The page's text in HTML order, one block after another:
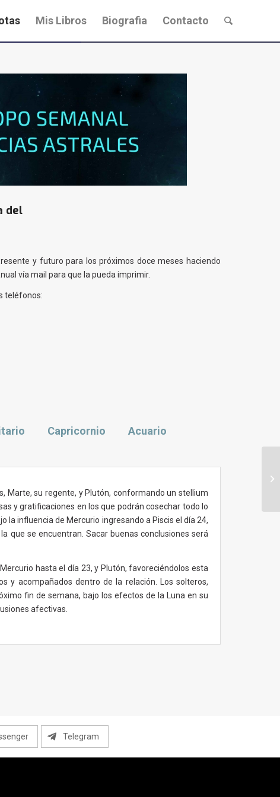
Mis Libros Biografia Contacto
del
y futuro para los próximos doce meses haciendo
vía mail para que la pueda imprimir.
teléfonos:
Capricornio
Acuario
Marte, su regente, y Plutón, conformando un stellium
y gratificaciones en los que podrán cosechar todo lo
influencia de Mercurio ingresando a Piscis el día 24,
que se encuentran. Sacar buenas conclusiones será
hasta el día 23, y Plutón, favoreciéndolos esta
y acompañados dentro de la relación. Los solteros,
fin de semana, bajo los efectos de la Luna en su
afectivas.
Telegram